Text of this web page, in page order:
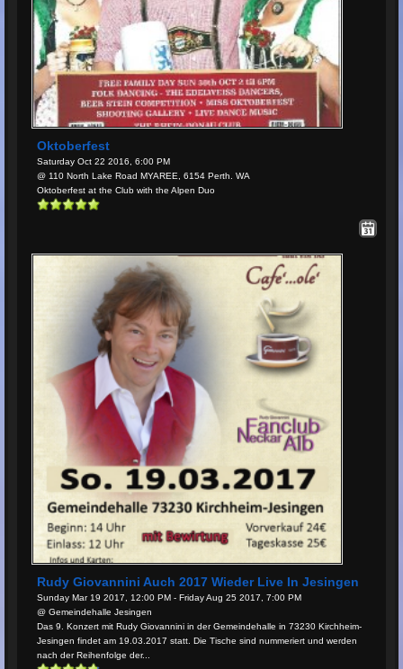
Oktoberfest
Saturday Oct 22 2016, 6:00 PM
@ 110 North Lake Road MYAREE, 6154 Perth. WA
Oktoberfest at the Club with the Alpen Duo
Rudy Giovannini Auch 2017 Wieder Live In Jesingen
Sunday Mar 19 2017, 12:00 PM - Friday Aug 25 2017, 7:00 PM
@ Gemeindehalle Jesingen
Das 9. Konzert mit Rudy Giovannini in der Gemeindehalle in 73230 Kirchheim-
Jesingen findet am 19.03.2017 statt. Die Tische sind nummeriert und werden
nach der Reihenfolge der...